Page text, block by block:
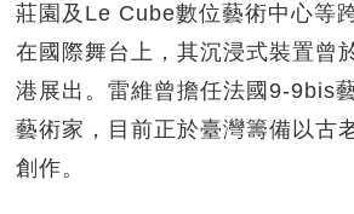
莊園及Le Cube數位藝術中心等
在國際舞台上，其沉浸式裝置曾
港展出。雷維曾擔任法國9-9bis
藝術家，目前正於臺灣籌備以古
創作。